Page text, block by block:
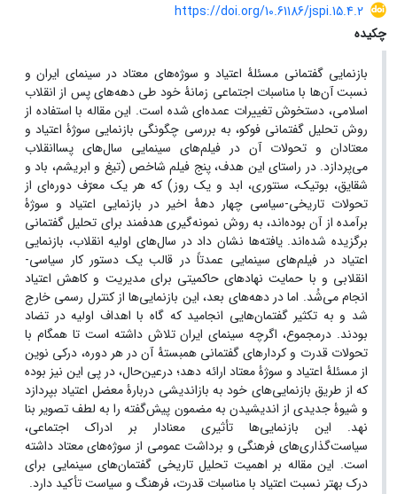
https://doi.org/10.61186/jspi.15.4.2
چکیده
بازنمایی گفتمانی مسئلۀ اعتیاد و سوژه‌های معتاد در سینمای ایرانو
نسبت آن‌ها با مناسبات اجتماعی زمانۀ خود طی دهه‌های پس از انقلاب
اسلامی، دستخوش تغییرات عمده‌ای شده است. این مقاله با استفاده از
روش تحلیل گفتمانی فوکو، به بررسی چگونگی بازنمایی سوژۀ اعتیاد و
معتادان و تحولات آن در فیلم‌های سینمایی سال‌های پساانقلاب
می‌پردازد. در راستای این هدف، پنج فیلم شاخص (تیغ و ابریشم، باد و
شقایق، بوتیک، سنتوری، ابد و یک روز) که هر یک معرّف دوره‌ای از
تحولات تاریخی-سیاسی چهار دهۀ اخیر در بازنمایی اعتیاد و سوژۀ
برآمده از آن بوده‌اند، به روش نمونه‌گیری هدفمند برای تحلیل گفتمانی
برگزیده شده‌اند. یافته‌ها نشان داد در سال‌های اولیه انقلاب، بازنمایی
اعتیاد در فیلم‌های سینمایی عمدتاً در قالب یک دستور کار سیاسی-
انقلابی و با حمایت نهادهای حاکمیتی برای مدیریت و کاهش اعتیاد
انجام می‌شُد. اما در دهه‌های بعد، این بازنمایی‌ها از کنترل رسمی خارج
شد و به تکثیر گفتمان‌هایی انجامید که گاه با اهداف اولیه در تضاد
بودند. درمجموع، اگرچه سینمای ایران تلاش داشته است تا همگام با
تحولات قدرت و کردارهای گفتمانی همبستۀ آن در هر دوره، درکی نوین
از مسئلۀ اعتیاد و سوژۀ معتاد ارائه دهد؛ درعین‌حال، در پی این نیز بوده
که از طریق بازنمایی‌های خود به بازاندیشی دربارۀ معضل اعتیاد بپردازد
و شیوۀ جدیدی از اندیشیدن به مضمون پیش‌گفته را به لطف تصویر بنا
نهد. این بازنمایی‌ها تأثیری معنادار بر ادراک اجتماعی،
سیاست‌گذاری‌های فرهنگی و برداشت عمومی از سوژه‌های معتاد داشته
است. این مقاله بر اهمیت تحلیل تاریخی گفتمان‌های سینمایی برای
درک بهتر نسبت اعتیاد با مناسبات قدرت، فرهنگ و سیاست تأکید دارد.